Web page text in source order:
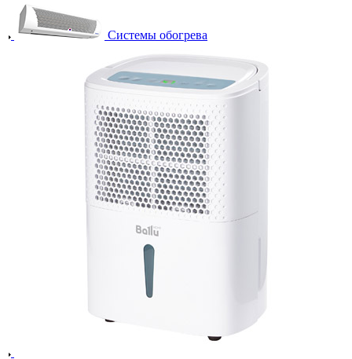
Системы обогрева